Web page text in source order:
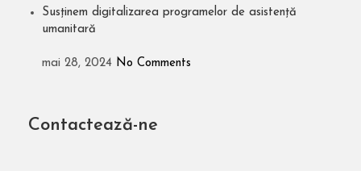
Susținem digitalizarea programelor de asistență
umanitară
mai 28, 2024 No Comments
Contactează-ne